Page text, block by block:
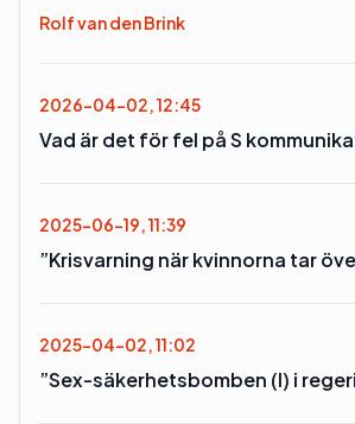
Rolf van den Brink
2026-04-02, 12:45
Vad är det för fel på S
2025-06-19, 11:39
”Krisvarning när kvinnorna tar
2025-04-02, 11:02
”Sex-säkerhetsbomben (l) i